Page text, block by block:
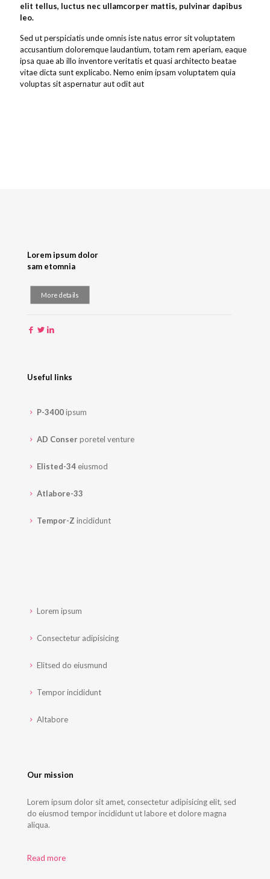
elit tellus, luctus nec ullamcorper mattis, pulvinar dapibus
leo.
Sed ut perspiciatis unde omnis iste natus error sit voluptatem
accusantium doloremque laudantium, totam rem aperiam, eaque
ipsa quae ab illo inventore veritatis et quasi architecto beatae
vitae dicta sunt explicabo. Nemo enim ipsam voluptatem quia
voluptas sit aspernatur aut odit aut
Lorem ipsum dolor
sam etomnia
More details
Useful links
P-3400ipsum
AD Conserporetel venture
Elisted-34 eiusmod
Atlabore-33
Tempor-Z incididunt
Lorem ipsum
Consectetur adipisicing
Elitsed do eiusmund
Tempor incididunt
Altabore
Our mission
Lorem ipsum dolor sit amet, consectetur adipisicing elit, sed
do eiusmod tempor incididunt ut labore et dolore magna
aliqua.
Read more